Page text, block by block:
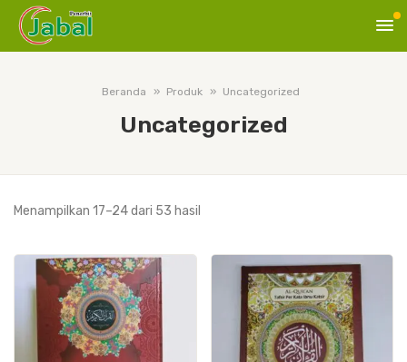
Beranda Produk Uncategorized
Uncategorized
Menampilkan 17–24 dari 53 hasil
peringkat